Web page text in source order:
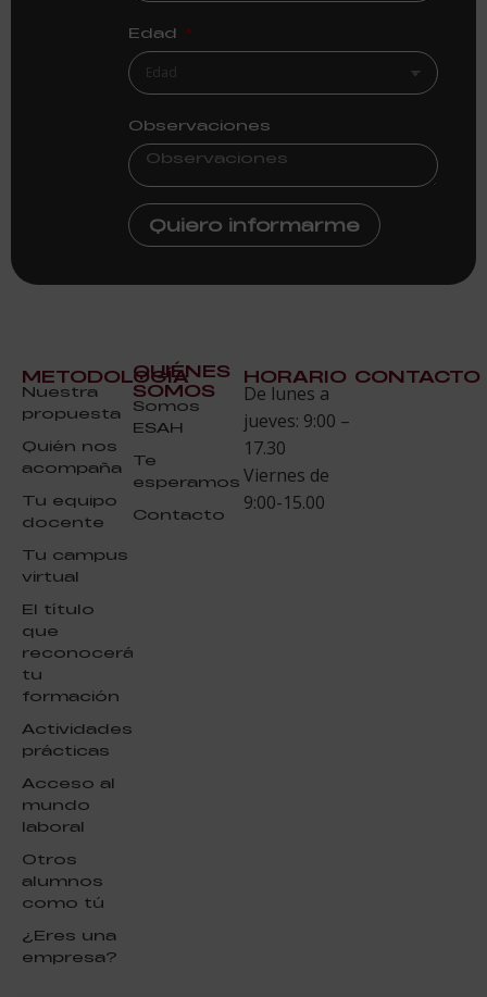
Edad
Observaciones
Quiero informarme
METODOLOGÍA
Nuestra
propuesta
Quién nos
acompaña
Tu equipo
docente
Tu campus
virtual
El título
que
reconocerá
tu
formación
Actividades
prácticas
Acceso al
mundo
laboral
Otros
alumnos
como tú
¿Eres una
empresa?
QUIÉNES
SOMOS
Somos
ESAH
Te
esperamos
Contacto
HORARIO
De lunes a
jueves: 9:00 –
17.30
Viernes de
9:00-15.00
CONTACTO